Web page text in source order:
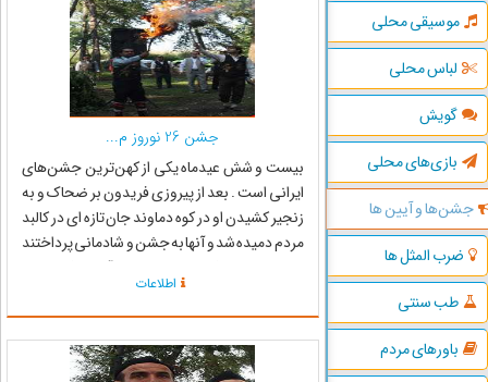
موسیقی محلی
لباس محلی
گویش
بازی‌های محلی
جشن‌ها و آیین ها
ضرب المثل ها
طب سنتی
باورهای مردم
جشن 26 نوروز م...
بیست و شش عیدماه یکی از کهن‌ترین جشن‌های
ایرانی است . بعد از پیروزی فریدون بر ضحاک و به
زنجیر کشیدن او در کوه دماوند جان تازه ای در کالبد
مردم دمیده شد و آنها به جشن و شادمانی پرداختند
. روشن کردن فانوس، شمع و نیز آتش افروزی در
شامگاه 25 نوروز ماه از جمله اعتقادات مازندرانیها در
این ر...
اطلاعات